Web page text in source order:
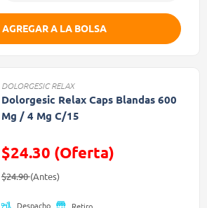
AGREGAR A LA BOLSA
DOLORGESIC RELAX
Dolorgesic Relax Caps Blandas 600
Mg / 4 Mg C/15
$24.30 (Oferta)
Precio reducido de
$24.90(Antes)(Oferta)
Despacho Retiro